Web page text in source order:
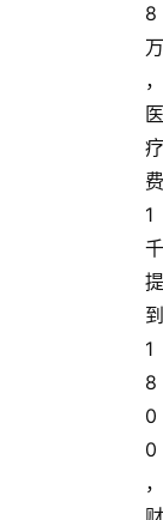
8
万
，
医
疗
费
1
千
提
到
1
8
0
0
，